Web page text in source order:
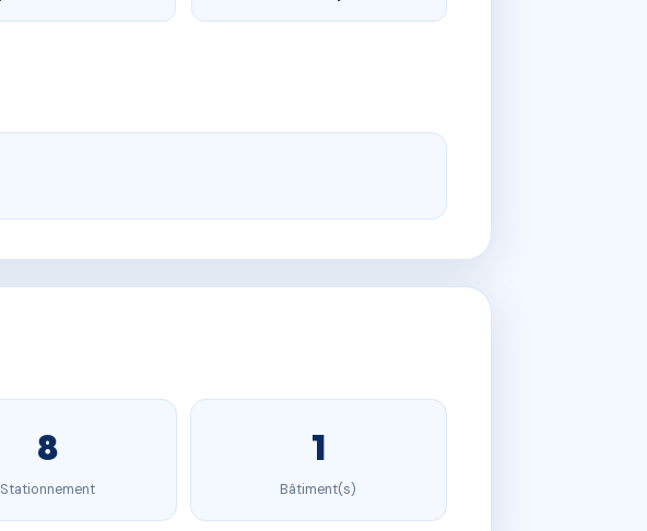
8
Stationnement
1
Bâtiment(s)